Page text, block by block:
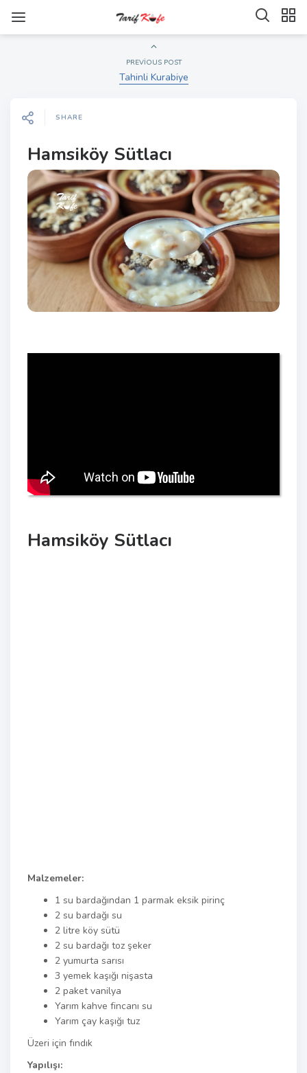
PREVIOUS POST
Tahinli Kurabiye
SHARE
Hamsiköy Sütlacı
Hamsiköy Sütlacı
Malzemeler:
1 su bardağından 1 parmak eksik pirinç
2 su bardağı su
2 litre köy sütü
2 su bardağı toz şeker
2 yumurta sarısı
3 yemek kaşığı nişasta
2 paket vanilya
Yarım kahve fincanı su
Yarım çay kaşığı tuz
Üzeri için fındık
Yapılışı: